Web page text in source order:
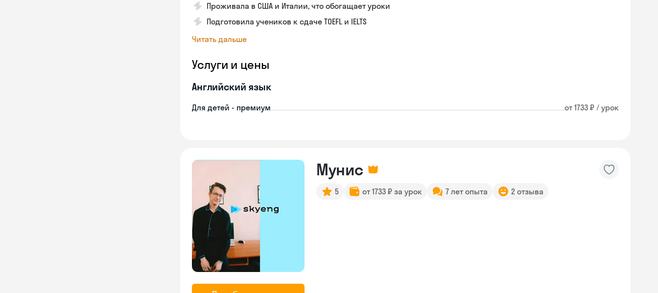
Проживала в США и Италии, что обогащает уроки
Подготовила учеников к сдаче TOEFL и IELTS
Читать дальше
Услуги и цены
Английский язык
Для детей - премиум от 1733 ₽ / урок
Мунис
5 от 1733 ₽ за урок 7 лет опыта 2 отзыва